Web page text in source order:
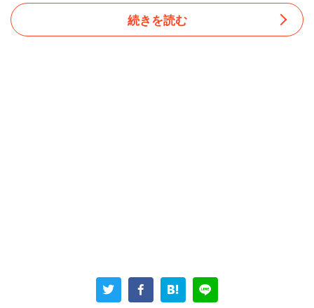
が、ある時どうにも追い詰められた。
続きを読む